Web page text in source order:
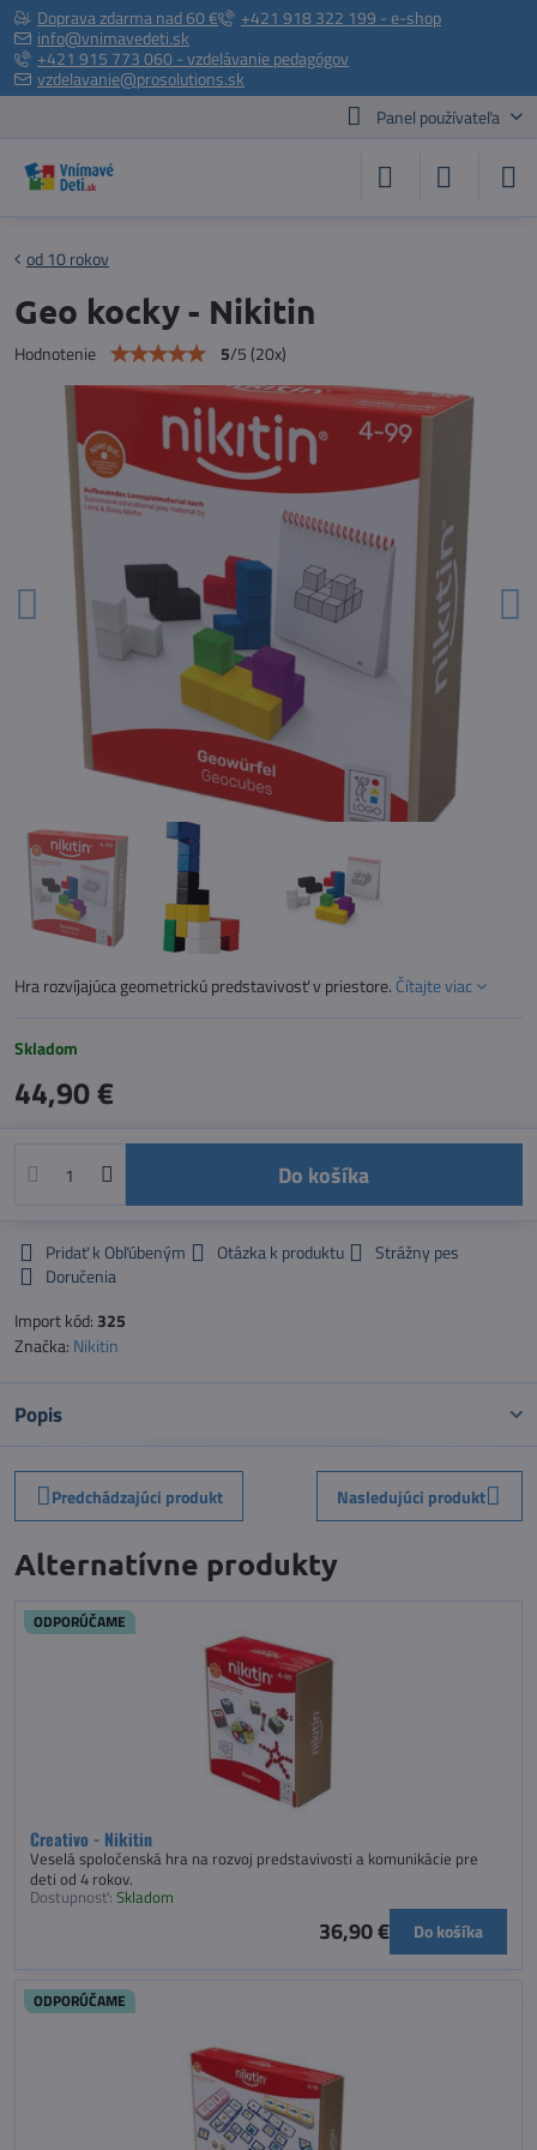
Doprava zdarma nad 60 €
+421 918 322 199 - e-shop
info@vnimavedeti.sk
+421 915 773 060 - vzdelávanie pedagógov
vzdelavanie@prosolutions.sk
Panel používateľa
od 10 rokov
Geo kocky - Nikitin
Hodnotenie 5/5(20x)
Hra rozvíjajúca geometrickú predstavivosť v priestore. Čítajte viac
Skladom
44,90 €
Do košíka
Pridať k Obľúbeným Otázka k produktu
Strážny pes
Doručenia
Import kód: 325
Značka: Nikitin
Popis
Predchádzajúci produkt Nasledujúci produkt
Alternatívne produkty
Creativo - Nikitin
ODPORÚČAME
Veselá spoločenská hra na rozvoj predstavivosti a komunikácie pre
deti od 4 rokov.
Dostupnosť: Skladom
36,90 € Do košíka
ODPORÚČAME